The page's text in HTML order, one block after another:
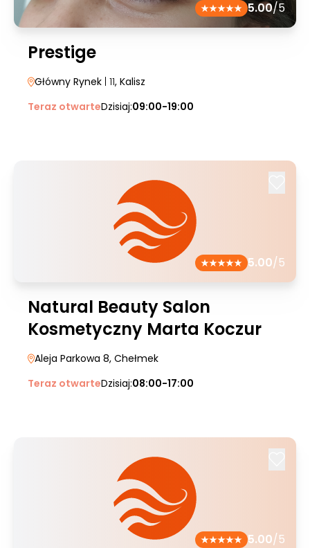
5.00/5
Prestige
Główny Rynek | 11, Kalisz
Teraz otwarteDzisiaj:09:00-19:00
5.00/5
Natural Beauty Salon
Kosmetyczny Marta Koczur
Aleja Parkowa 8, Chełmek
Teraz otwarteDzisiaj:08:00-17:00
5.00/5